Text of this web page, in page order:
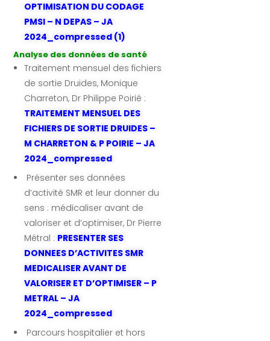
OPTIMISATION DU CODAGE
PMSI – N DEPAS – JA
2024_compressed (1)
Analyse des données de santé
Traitement mensuel des fichiers
de sortie Druides, Monique
Charreton, Dr Philippe Poirié :
TRAITEMENT MENSUEL DES
FICHIERS DE SORTIE DRUIDES –
M CHARRETON & P POIRIE – JA
2024_compressed
Présenter ses données
d’activité SMR et leur donner du
sens : médicaliser avant de
valoriser et d’optimiser, Dr Pierre
Métral : PRESENTER SES
DONNEES D’ACTIVITES SMR
MEDICALISER AVANT DE
VALORISER ET D’OPTIMISER – P
METRAL – JA
2024_compressed
Parcours hospitalier et hors